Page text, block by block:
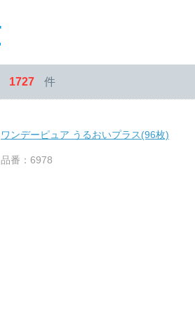
1727 件
ワンデーピュア うるおいプラス(96枚)
品番：6978